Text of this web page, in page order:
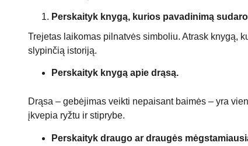
Perskaityk knygą, kurios pavadinimą
Trejetas laikomas pilnatvės simboliu. Atrask knygą,
slypinčią istoriją.
Perskaityk knygą apie drąsą.
Drąsa – gebėjimas veikti nepaisant baimės – yra
įkvepia ryžtu ir stiprybe.
Perskaityk draugo ar draugės